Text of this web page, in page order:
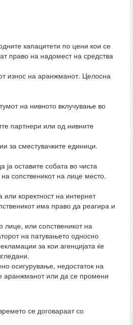
капацитети по цени кои се
право на надомест на средства
износ на аранжманот. Целосна
на нивното вклучување во
партнери или од нивните
за сместувачките единици.
оставите собата во чиста
сопственикот на лице место.
коректност на интернет
има право да реагира и
лице, или сопственикот на
на патувањето односно
за кои агенцијата ќе
осигурување, недостаток на
аранжманот или да се промени
се договараат со